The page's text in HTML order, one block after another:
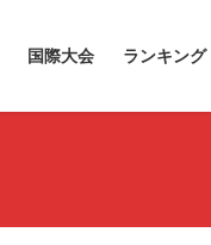
国際大会 ランキング